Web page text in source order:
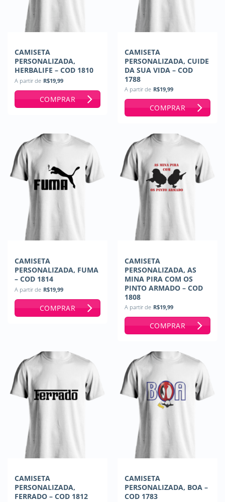
CAMISETA
PERSONALIZADA,
HERBALIFE – COD 1810
A partir de R$19,99
COMPRAR
CAMISETA
PERSONALIZADA, CUIDE
DA SUA VIDA – COD
1788
A partir de R$19,99
COMPRAR
CAMISETA
PERSONALIZADA, FUMA
– COD 1814
A partir de R$19,99
COMPRAR
CAMISETA
PERSONALIZADA, AS
MINA PIRA COM OS
PINTO ARMADO – COD
1808
A partir de R$19,99
COMPRAR
CAMISETA
PERSONALIZADA,
FERRADO – COD 1812
CAMISETA
PERSONALIZADA, BOA –
COD 1783